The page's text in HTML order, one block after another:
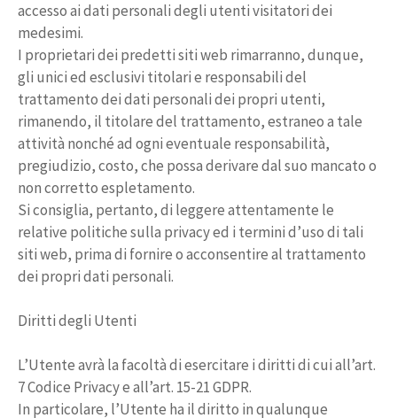
accesso ai dati personali degli utenti visitatori dei
medesimi.
I proprietari dei predetti siti web rimarranno, dunque,
gli unici ed esclusivi titolari e responsabili del
trattamento dei dati personali dei propri utenti,
rimanendo, il titolare del trattamento, estraneo a tale
attività nonché ad ogni eventuale responsabilità,
pregiudizio, costo, che possa derivare dal suo mancato o
non corretto espletamento.
Si consiglia, pertanto, di leggere attentamente le
relative politiche sulla privacy ed i termini d’uso di tali
siti web, prima di fornire o acconsentire al trattamento
dei propri dati personali.
Diritti degli Utenti
L’Utente avrà la facoltà di esercitare i diritti di cui all’art.
7 Codice Privacy e all’art. 15-21 GDPR.
In particolare, l’Utente ha il diritto in qualunque